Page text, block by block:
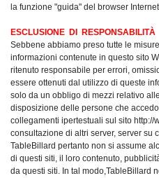
la funzione "guida" del browser
ESCLUSIONE DI
RESPONSABILITÀ
Sebbene abbiamo preso tutte le
informazioni contenute in questo sito
ritenuto responsabile per errori,
essere ottenuti dal utilizzo di queste
solo da un obbligo di mezzi relativo
disposizione delle persone che
collegamenti ipertestuali sul sito
consultazione di altri server, server su
TableBillard pertanto non si assume
di questi siti, il loro contenuto,
da questi siti. In tal modo,TableBillard